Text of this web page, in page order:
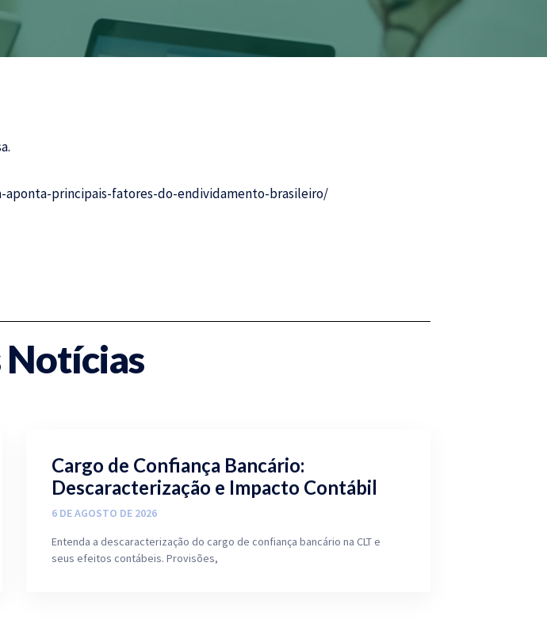
aponta-principais-fatores-do-endividamento-brasileiro/
Cargo de Confiança Bancário:
Descaracterização e Impacto Contábil
6 DE AGOSTO DE 2026
Entenda a descaracterização do cargo de confiança bancário na CLT e
seus efeitos contábeis. Provisões,